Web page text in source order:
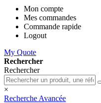
Mon compte
Mes commandes
Commande rapide
Logout
My Quote
Rechercher
Rechercher
×
Recherche Avancée